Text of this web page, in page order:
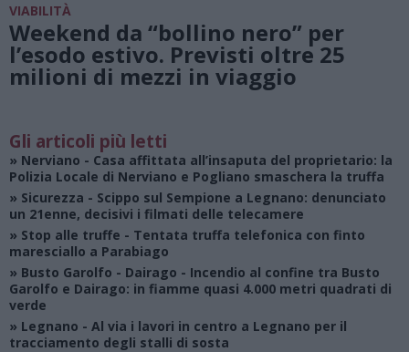
VIABILITÀ
Weekend da “bollino nero” per
l’esodo estivo. Previsti oltre 25
milioni di mezzi in viaggio
Gli articoli più letti
» Nerviano - Casa affittata all’insaputa del proprietario: la
Polizia Locale di Nerviano e Pogliano smaschera la truffa
» Sicurezza - Scippo sul Sempione a Legnano: denunciato
un 21enne, decisivi i filmati delle telecamere
» Stop alle truffe - Tentata truffa telefonica con finto
maresciallo a Parabiago
» Busto Garolfo - Dairago - Incendio al confine tra Busto
Garolfo e Dairago: in fiamme quasi 4.000 metri quadrati di
verde
» Legnano - Al via i lavori in centro a Legnano per il
tracciamento degli stalli di sosta